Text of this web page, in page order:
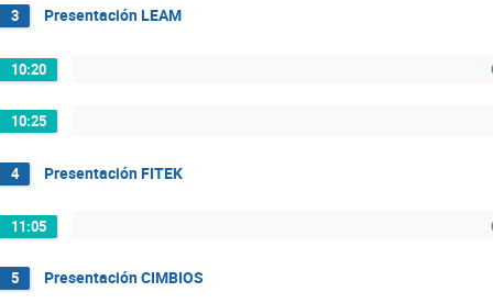
3 Presentación LEAM
10:20
10:25
4 Presentación FITEK
11:05
5 Presentación CIMBIOS